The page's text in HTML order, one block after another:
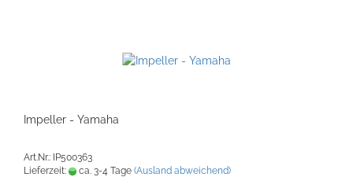
Impeller - Yamaha
Art.Nr.: IP500363
Lieferzeit:
ca. 3-4 Tage (Ausland abweichend)